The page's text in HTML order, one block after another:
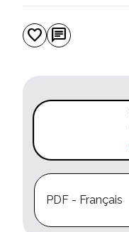
favorite chat
PDF - Français